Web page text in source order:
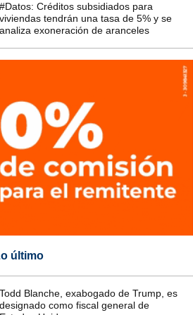
Créditos subsidiados para
tendrán una tasa de 5% y se
exoneración de aranceles
último
Blanche, exabogado de Trump, es
como fiscal general de